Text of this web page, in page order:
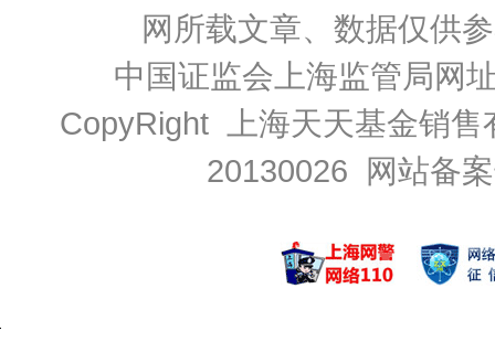
网所载文章、数据仅供
中国证监会上海监管局网
CopyRight 上海天天基金销
20130026 网站备